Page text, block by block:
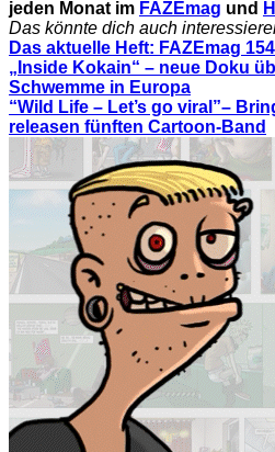
jeden Monat im FAZEmag und
Das könnte dich auch
Das aktuelle Heft: FAZEmag
„Inside Kokain“ – neue Doku
Schwemme in Europa
“Wild Life – Let’s go viral”–
releasen fünften Cartoon-Band